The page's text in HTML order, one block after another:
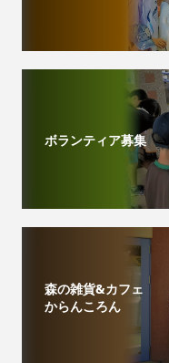
ボランティア募集
森の雑貨&カフェ
からんころん